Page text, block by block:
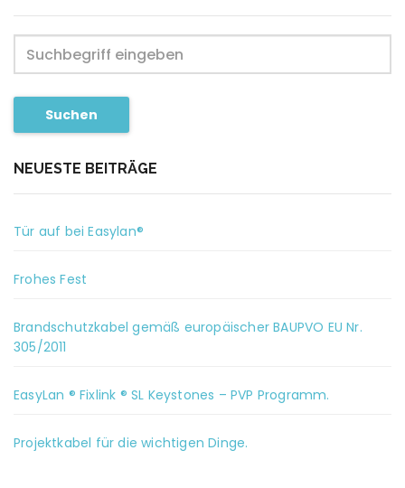
Suchen
NEUESTE BEITRÄGE
Tür auf bei Easylan®
Frohes Fest
Brandschutzkabel gemäß europäischer BAUPVO EU Nr.
305/2011
EasyLan ® Fixlink ® SL Keystones – PVP Programm.
Projektkabel für die wichtigen Dinge.